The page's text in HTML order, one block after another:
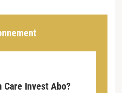
Care Invest Abo?